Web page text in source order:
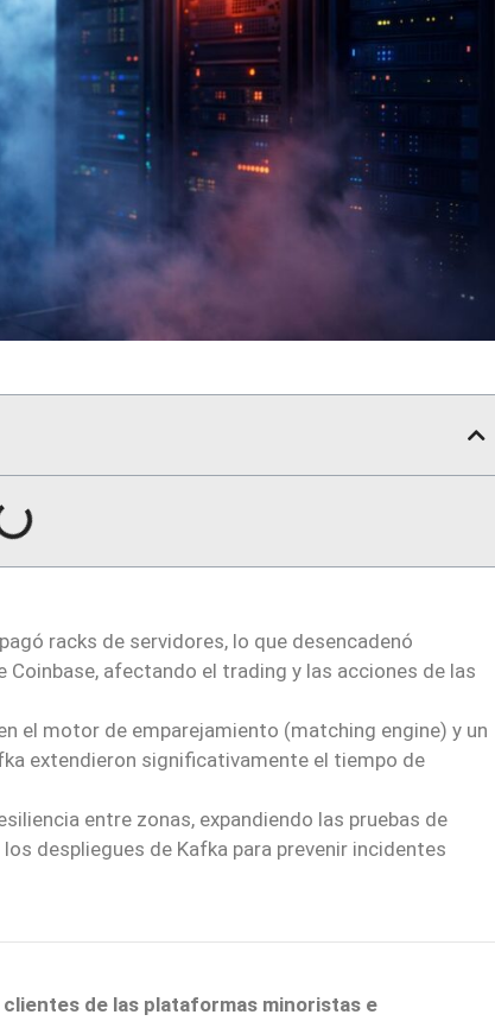
racks de servidores, lo que desencadenó
afectando el trading y las acciones de las
el motor de emparejamiento (matching engine) y un
extendieron significativamente el tiempo de
entre zonas, expandiendo las pruebas de
despliegues de Kafka para prevenir incidentes
de las plataformas minoristas e